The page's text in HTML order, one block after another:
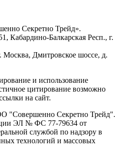
Секретно Трейд».
Кабардино-Балкарская Респ., г.
Москва, Дмитровское шоссе, д.
и использование
цитирование возможно
на сайт.
"Совершенно Секретно Трейд".
ЭЛ № ФС 77-79634 от
службой по надзору в
технологий и массовых